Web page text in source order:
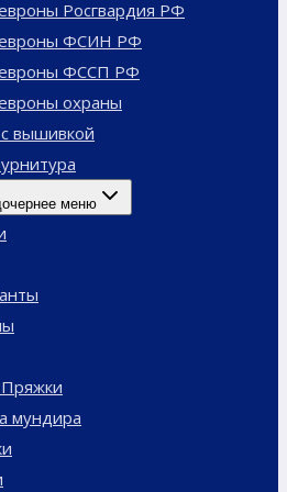
Росгвардия РФ
ФСИН РФ
ФССП РФ
охраны
вышивкой
меню
мундира